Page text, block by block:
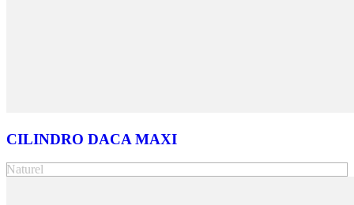
CILINDRO DACA MAXI
Naturel